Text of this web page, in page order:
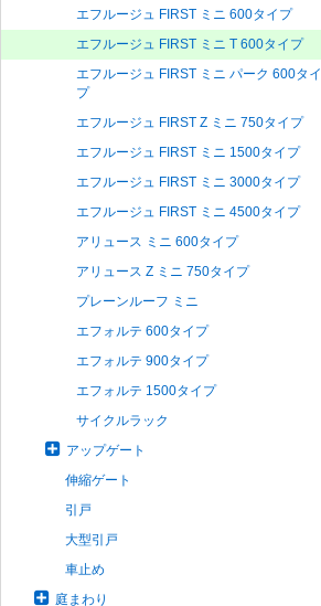
エフルージュ FIRST ミニ 600タイプ
エフルージュ FIRST ミニ T 600タイプ
エフルージュ FIRST ミニ パーク 600タイ
プ
エフルージュ FIRST Z ミニ 750タイプ
エフルージュ FIRST ミニ 1500タイプ
エフルージュ FIRST ミニ 3000タイプ
エフルージュ FIRST ミニ 4500タイプ
アリュース ミニ 600タイプ
アリュース Z ミニ 750タイプ
プレーンルーフ ミニ
エフォルテ 600タイプ
エフォルテ 900タイプ
エフォルテ 1500タイプ
サイクルラック
アップゲート
伸縮ゲート
引戸
大型引戸
車止め
庭まわり